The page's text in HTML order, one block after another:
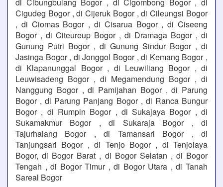
Cigudeg Bogor , di Cijeruk Bogor , di Cileungsi Bogor
, di Ciomas Bogor , di Cisarua Bogor , di Ciseeng
Bogor , di Citeureup Bogor , di Dramaga Bogor , di
Gunung Putri Bogor , di Gunung Sindur Bogor , di
Jasinga Bogor , di Jonggol Bogor , di Kemang Bogor ,
di Klapanunggal Bogor , di Leuwiliang Bogor , di
Leuwisadeng Bogor , di Megamendung Bogor , di
Nanggung Bogor , di Pamijahan Bogor , di Parung
Bogor , di Parung Panjang Bogor , di Ranca Bungur
Bogor , di Rumpin Bogor , di Sukajaya Bogor , di
Sukamakmur Bogor , di Sukaraja Bogor , di
Tajurhalang Bogor , di Tamansari Bogor , di
Tanjungsari Bogor , di Tenjo Bogor , di Tenjolaya
Bogor, di Bogor Barat , di Bogor Selatan , di Bogor
Tengah , di Bogor Timur , di Bogor Utara , di Tanah
Sareal Bogor